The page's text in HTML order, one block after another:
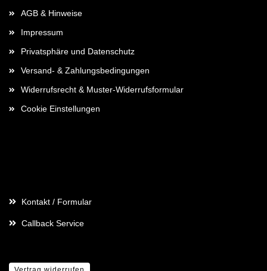
AGB & Hinweise
Impressum
Privatsphäre und Datenschutz
Versand- & Zahlungsbedingungen
Widerrufsrecht & Muster-Widerrufsformular
Cookie Einstellungen
Kontakt / Formular
Callback Service